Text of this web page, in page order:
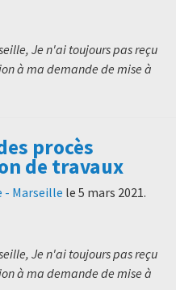
Je n'ai toujours pas reçu
à ma demande de mise à
procès
de travaux
- Marseille le 5 mars 2021.
Je n'ai toujours pas reçu
à ma demande de mise à